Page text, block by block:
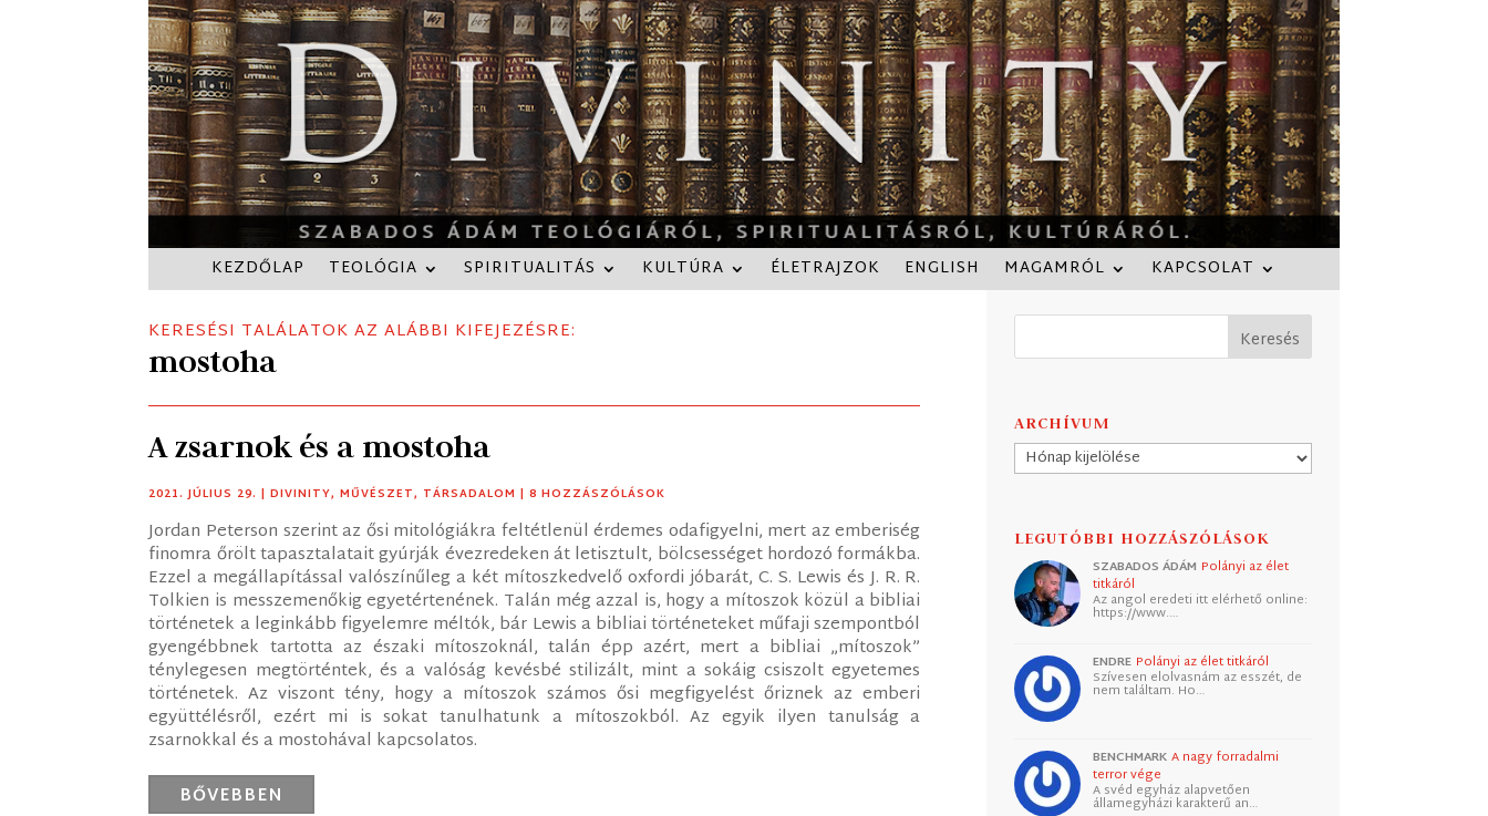
KEZDŐLAP TEOLÓGIA SPIRITUALITÁS KULTÚRA ÉLETRAJZOK ENGLISH MAGAMRÓL KAPCSOLAT
KERESÉSI TALÁLATOK AZ ALÁBBI KIFEJEZÉSRE:
mostoha
A zsarnok és a mostoha
2021. JÚLIUS 29. |DIVINITY,MŰVÉSZET, TÁRSADALOM | 8 HOZZÁSZÓLÁSOK
Jordan Peterson szerint az ősi mitológiákra feltétlenül érdemes odafigyelni, mert az emberiség
finomra őrölt tapasztalatait gyúrják évezredeken át letisztult, bölcsességet hordozó formákba.
Ezzel a megállapítással valószínűleg a két mítoszkedvelő oxfordi jóbarát, C. S. Lewis és J. R. R.
Tolkien is messzemenőkig egyetértenének. Talán még azzal is, hogy a mítoszok közül a bibliai
történetek a leginkább figyelemre méltók, bár Lewis a bibliai történeteket műfaji szempontból
gyengébbnek tartotta az északi mítoszoknál, talán épp azért, mert a bibliai „mítoszok”
ténylegesen megtörténtek, és a valóság kevésbé stilizált, mint a sokáig csiszolt egyetemes
történetek. Az viszont tény, hogy a mítoszok számos ősi megfigyelést őriznek az emberi
együttélésről, ezért mi is sokat tanulhatunk a mítoszokból. Az egyik ilyen tanulság a
zsarnokkal és a mostohával kapcsolatos.
BŐVEBBEN
ARCHÍVUM
Archívum
LEGUTÓBBI HOZZÁSZÓLÁSOK
SZABADOS ÁDÁM Polányi az élet
titkáról
Az angol eredeti itt elérhető online:
https://www.…
ENDRE Polányi az élet titkáról
Szívesen elolvasnám az esszét, de
nem találtam. Ho…
BENCHMARK A nagy forradalmi
terror vége
A svéd egyház alapvetően
államegyházi karakterű an…